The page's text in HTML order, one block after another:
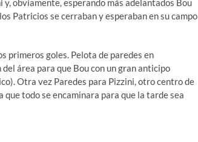
obviamente, esperando más adelantados Bou
Patricios se cerraban y esperaban en su campo
primeros goles. Pelota de paredes en
área para que Bou con un gran anticipo
Otra vez Paredes para Pizzini, otro centro de
que todo se encaminara para que la tarde sea